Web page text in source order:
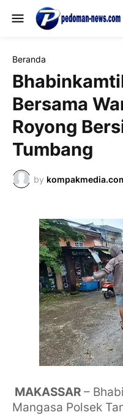
Beranda
Bersama
Royong
Tumbang
by
MAKASSAR –
Mangasa Polsek